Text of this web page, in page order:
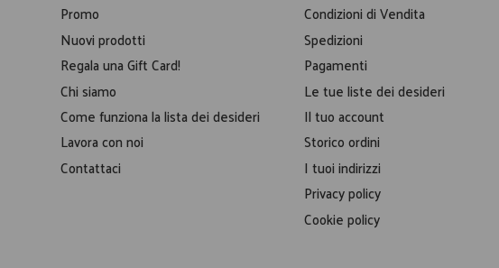
Promo
Nuovi prodotti
Regala una Gift Card!
Chi siamo
Come funziona la lista dei desideri
Lavora con noi
Contattaci
Condizioni di Vendita
Spedizioni
Pagamenti
Le tue liste dei desideri
Il tuo account
Storico ordini
I tuoi indirizzi
Privacy policy
Cookie policy